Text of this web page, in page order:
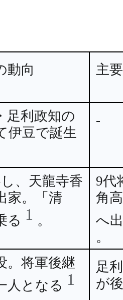
動向 主
足利政知の
伊豆で誕生
-
、天龍寺香
家。「清
る 1 。
9代
角
へ
。
。将軍後継
人となる 1
足
が